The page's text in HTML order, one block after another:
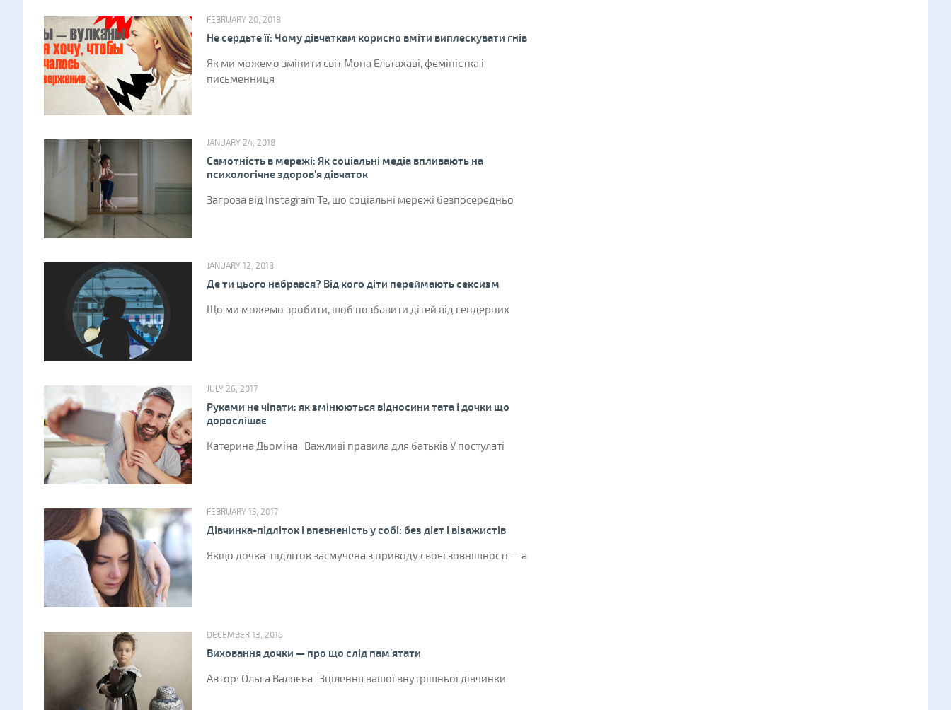
FEBRUARY 20, 2018
Не сердьте її: Чому дівчаткам корисно вміти виплескувати гнів
Як ми можемо змінити світ Мона Ельтахаві, феміністка і
письменниця
JANUARY 24, 2018
Самотність в мережі: Як соціальні медіа впливають на
психологічне здоров'я дівчаток
Загроза від Instagram Те, що соціальні мережі безпосередньо
JANUARY 12, 2018
Де ти цього набрався? Від кого діти переймають сексизм
Що ми можемо зробити, щоб позбавити дітей від гендерних
JULY 26, 2017
Руками не чіпати: як змінюються відносини тата і дочки що
дорослішає
Катерина Дьоміна Важливі правила для батьків У постулаті
FEBRUARY 15, 2017
Дівчинка-підліток і впевненість у собі: без дієт і візажистів
Якщо дочка-підліток засмучена з приводу своєї зовнішності — а
DECEMBER 13, 2016
Виховання дочки — про що слід пам'ятати
Автор: Ольга Валяєва Зцілення вашої внутрішньої дівчинки